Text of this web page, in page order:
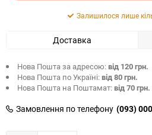
Залишилося лише
Доставка
Нова Пошта за адресою:від 120 грн.
Нова Пошта по Україні:від 80 грн.
Нова Пошта на Поштамат:від 70 грн.
Замовлення по телефону (093)